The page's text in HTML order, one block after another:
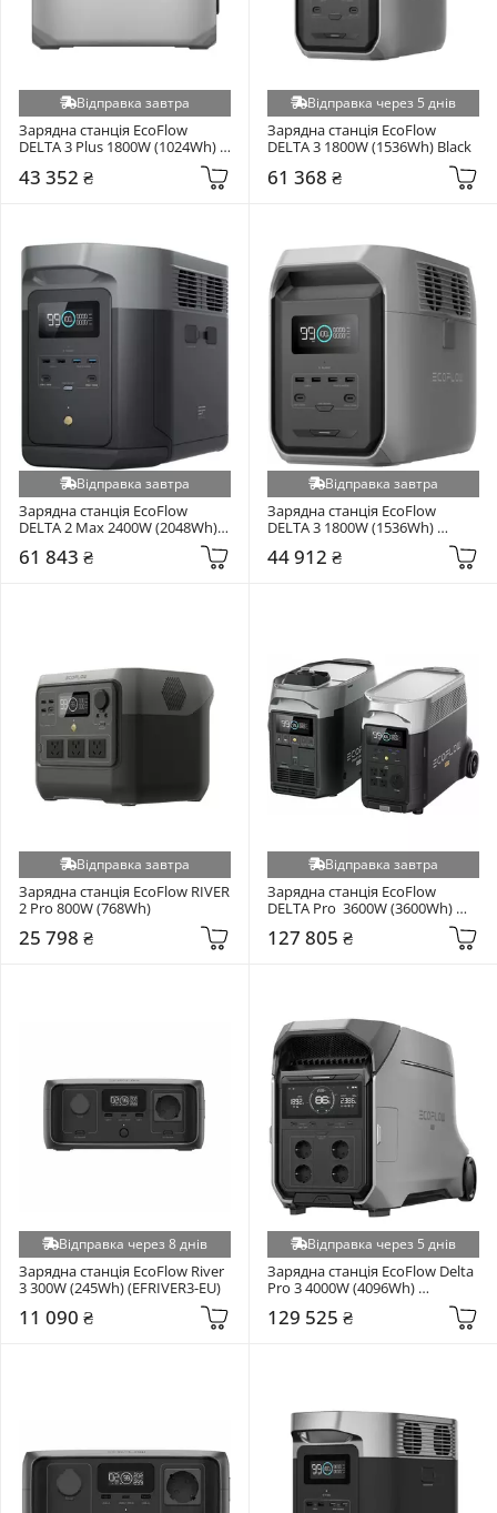
Відправка завтра
Зарядна станція EcoFlow
DELTA 3 Plus 1800W (1024Wh)
43 352 ₴
Відправка через 5 днів
Зарядна станція EcoFlow
DELTA 3 1800W (1536Wh) Black
61 368 ₴
Відправка завтра
Зарядна станція EcoFlow
DELTA 2 Max 2400W (2048Wh)
61 843 ₴
Відправка завтра
Зарядна станція EcoFlow
DELTA 3 1800W (1536Wh)
44 912 ₴
Відправка завтра
Зарядна станція EcoFlow RIVER
2 Pro 800W (768Wh)
25 798 ₴
Відправка завтра
Зарядна станція EcoFlow
DELTA Pro  3600W (3600Wh)
127 805 ₴
Відправка через 8 днів
Зарядна станція EcoFlow River
3 300W (245Wh) (EFRIVER3-EU)
11 090 ₴
Відправка через 5 днів
Зарядна станція EcoFlow Delta
Pro 3 4000W (4096Wh)
129 525 ₴